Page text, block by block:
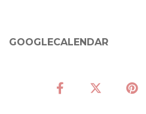
GOOGLECALENDAR